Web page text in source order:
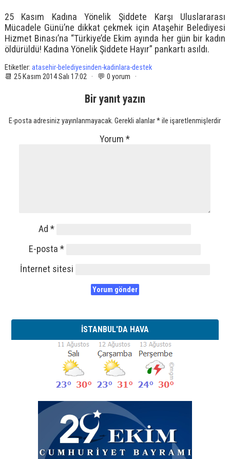
25 Kasım Kadına Yönelik Şiddete Karşı Uluslararası
Mücadele Günü’ne dikkat çekmek için Ataşehir Belediyesi
Hizmet Binası’na “Türkiye’de Ekim ayında her gün bir kadın
öldürüldü! Kadına Yönelik Şiddete Hayır” pankartı asıldı.
Etiketler: atasehir-belediyesinden-kadinlara-destek
📆 25 Kasım 2014 Salı 17:02 · 💬 0 yorum ·
Bir yanıt yazın
E-posta adresiniz yayınlanmayacak. Gerekli alanlar*ile işaretlenmişlerdir
Yorum*
Ad*
E-posta*
İnternet sitesi
İSTANBUL'DA HAVA